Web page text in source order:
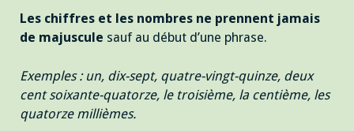
Les chiffres et les nombres ne prennent jamais
de majuscule sauf au début d’une phrase.
Exemples : un, dix-sept, quatre-vingt-quinze, deux
cent soixante-quatorze, le troisième, la centième, les
quatorze millièmes.